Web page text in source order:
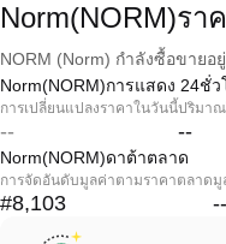
Norm(NORM)รา
NORM (Norm) กำลังซื้อขายอ
Norm(NORM)การแสดง 24ชั่ว
การเปลี่ยนแปลงราคาในวันนี้
--
ปริมาณ
--
Norm(NORM)ดาต้าตลาด
การจัดอันดับมูลค่าตามราคาตลาด
#8,103
มู
--